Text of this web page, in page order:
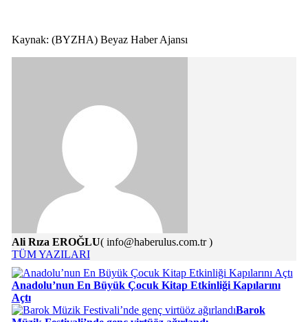
Kaynak: (BYZHA) Beyaz Haber Ajansı
Ali Rıza EROĞLU( info@haberulus.com.tr )
TÜM YAZILARI
Anadolu’nun En Büyük Çocuk Kitap Etkinliği Kapılarını
Açtı
Barok